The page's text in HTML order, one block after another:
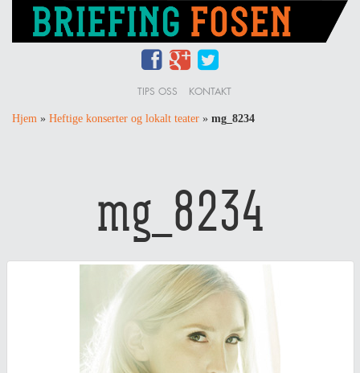
TIPS OSS KONTAKT
Hjem » Heftige konserter og lokalt teater » mg_8234
mg_8234